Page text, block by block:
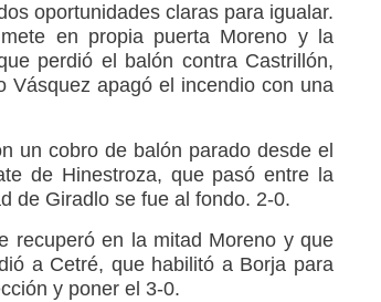
oportunidades claras para igualar.
en propia puerta Moreno y la
perdió el balón contra Castrillón,
Vásquez apagó el incendio con una
un cobro de balón parado desde el
de Hinestroza, que pasó entre la
de Giradlo se fue al fondo. 2-0.
recuperó en la mitad Moreno y que
a Cetré, que habilitó a Borja para
y poner el 3-0.